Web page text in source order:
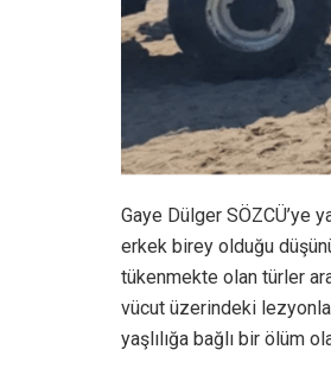
Gaye Dülger SÖZCÜ’ye
erkek birey olduğu
tükenmekte olan türler
vücut üzerindeki
yaşlılığa bağlı bir ölüm